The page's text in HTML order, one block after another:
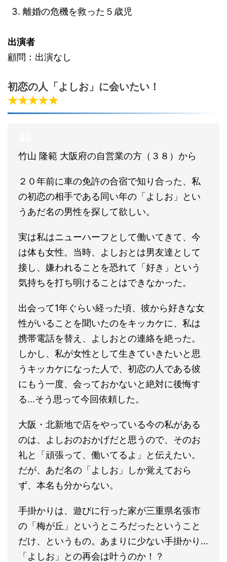
離婚の危機を救った５歳児
出演者
顧問：出演なし
初恋の人「よしお」に会いたい！
★★★★★
竹山 隆範 大阪府の自営業の方（３８）から
２０年前に車の免許の合宿で知り合った、私
の初恋の相手である同い年の「よしお」とい
うあだ名の男性を探して欲しい。
実は私はニューハーフとして働いてきて、今
は体も女性。当時、よしおとは男友達として
接し、嫌われることを恐れて「好き」という
気持ちを打ち明けることはできなかった。
出会って1年ぐらい経った頃、彼から好きな女
性がいることを聞いたのをキッカケに、私は
携帯電話を替え、よしおとの連絡を絶った。
しかし、私が女性として生きていきたいと思
うキッカケになった人で、初恋の人である彼
にもう一度、会っておかないと絶対に後悔す
る…そう思って今回依頼した。
大阪・北新地で店をやっている今の私がある
のは、よしおのおかげだと思うので、そのお
礼と「頑張って、働いてるよ」と伝えたい。
だが、あだ名の「よしお」しか覚えておら
ず、本名も分からない。
手掛かりは、遊びに行った家が三重県名張市
の「梅が丘」というところだったということ
だけ、というもの。あまりに少ない手掛かり…
「よしお」との再会は叶うのか！？